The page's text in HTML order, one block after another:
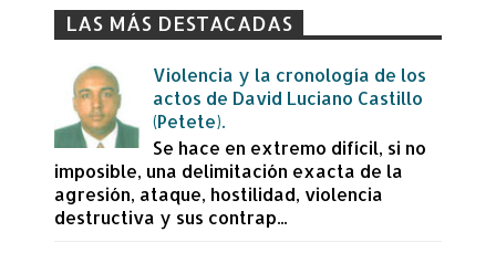
LAS MÁS DESTACADAS
Violencia y la cronología de los
actos de David Luciano Castillo
(Petete).
Se hace en extremo difícil, si no
imposible, una delimitación exacta de la
agresión, ataque, hostilidad, violencia
destructiva y sus contrap...